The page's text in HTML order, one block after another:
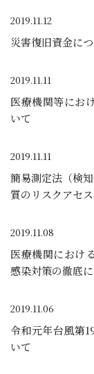
2019.11.12
災害復旧資金に
2019.11.11
医療機関等にお
いて
2019.11.11
簡易測定法（検
質のリスクアセ
2019.11.08
医療機関におけ
感染対策の徹底
2019.11.06
令和元年台風第
いて